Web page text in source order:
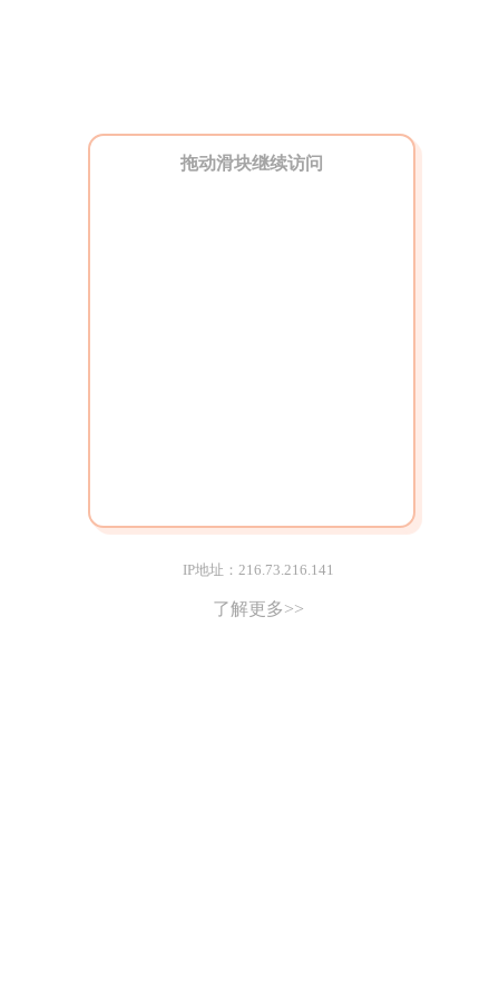
拖动滑块继续访问
IP地址：216.73.216.141
了解更多>>